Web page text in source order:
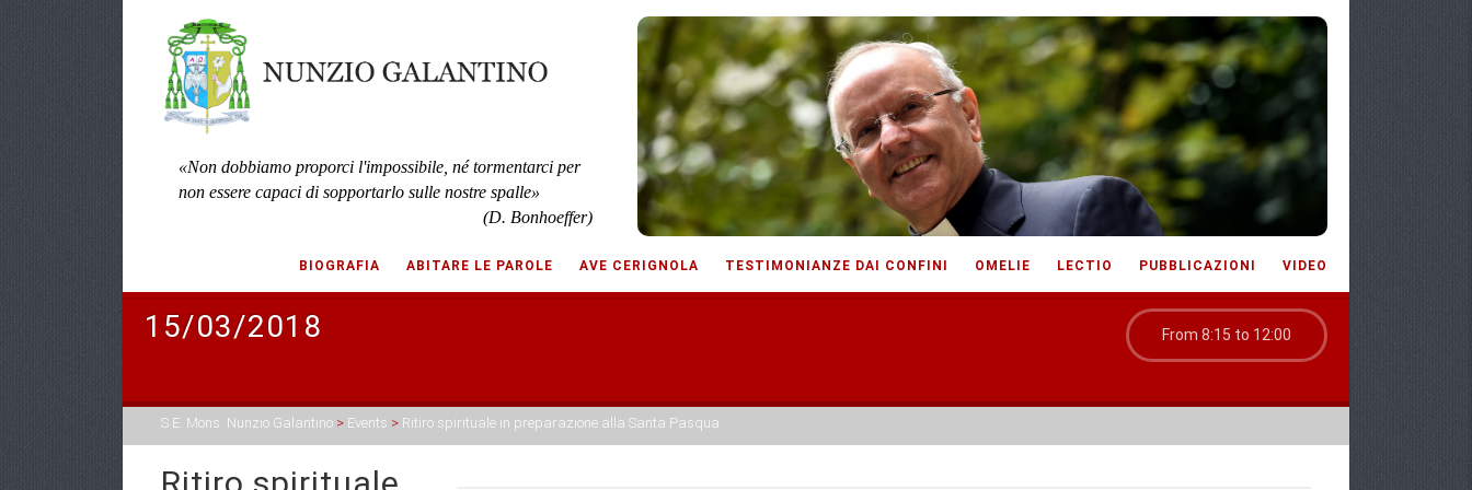
«Non dobbiamo proporci l'impossibile, né tormentarci per
non essere capaci di sopportarlo sulle nostre spalle»
(D. Bonhoeffer)
BIOGRAFIA ABITARE LE PAROLE AVE CERIGNOLA TESTIMONIANZE DAI CONFINI OMELIE LECTIO PUBBLICAZIONI VIDEO
15/03/2018 From 8:15 to 12:00
S.E. Mons. Nunzio Galantino > Events > Ritiro spirituale in preparazione alla Santa Pasqua